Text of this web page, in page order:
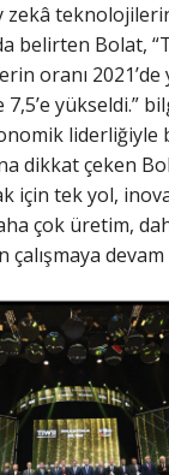
zekâ
da belirten Bolat,
oranı 2021’de
yükseldi.”
liderliğiyle
dikkat çeken
için tek yol,
çok üretim,
devam